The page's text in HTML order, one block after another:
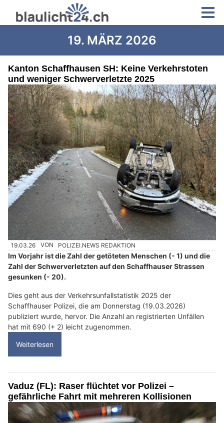
19. MÄRZ 2026
Kanton Schaffhausen SH: Keine Verkehrstoten
und weniger Schwerverletzte 2025
19.03.26 VON POLIZEI.NEWS REDAKTION
Im Vorjahr ist die Zahl der getöteten Menschen (- 1) und die
Zahl der Schwerverletzten auf den Schaffhauser Strassen
gesunken (- 20).
Dies geht aus der Verkehrsunfallstatistik 2025 der
Schaffhauser Polizei, die am Donnerstag (19.03.2026)
publiziert wurde, hervor. Die Anzahl an registrierten Unfällen
hat mit 690 (+ 2) leicht zugenommen.
Weiterlesen
Vaduz (FL): Raser flüchtet vor Polizei –
gefährliche Fahrt mit mehreren Kollisionen